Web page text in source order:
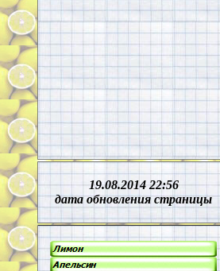
19.08.2014 22:56
дата обновления страницы